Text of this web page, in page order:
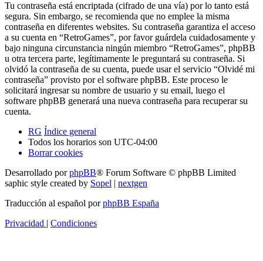
Tu contraseña está encriptada (cifrado de una vía) por lo tanto está
segura. Sin embargo, se recomienda que no emplee la misma
contraseña en diferentes websites. Su contraseña garantiza el acceso
a su cuenta en “RetroGames”, por favor guárdela cuidadosamente y
bajo ninguna circunstancia ningún miembro “RetroGames”, phpBB
u otra tercera parte, legítimamente le preguntará su contraseña. Si
olvidó la contraseña de su cuenta, puede usar el servicio “Olvidé mi
contraseña” provisto por el software phpBB. Este proceso le
solicitará ingresar su nombre de usuario y su email, luego el
software phpBB generará una nueva contraseña para recuperar su
cuenta.
RG Índice general
Todos los horarios son UTC-04:00
Borrar cookies
Desarrollado porphpBB® Forum Software © phpBB Limited
saphic style created by Sopel | nextgen
Traducción al español porphpBB España
Privacidad | Condiciones